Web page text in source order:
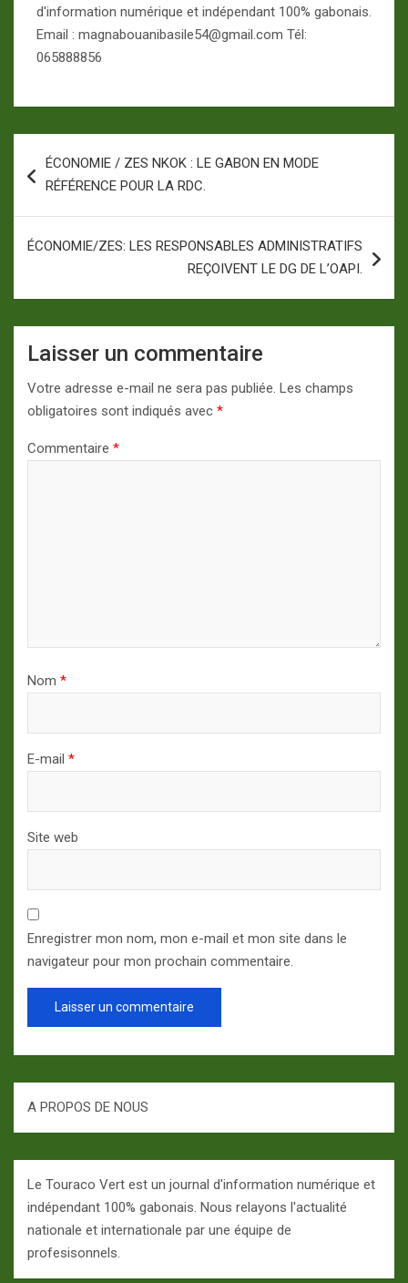
d'information numérique et indépendant 100% gabonais.
Email : magnabouanibasile54@gmail.com Tél:
065888856
de
ÉCONOMIE / ZES NKOK : LE GABON EN MODE
RÉFÉRENCE POUR LA RDC.
ÉCONOMIE/ZES: LES RESPONSABLES ADMINISTRATIFS
REÇOIVENT LE DG DE L’OAPI.
Laisser un commentaire
Votre adresse e-mail ne sera pas publiée. Les champs
obligatoires sont indiqués avec *
Commentaire *
Nom *
E-mail *
Site web
Enregistrer mon nom, mon e-mail et mon site dans le
navigateur pour mon prochain commentaire.
A PROPOS DE NOUS
Le Touraco Vert est un journal d'information numérique et
indépendant 100% gabonais. Nous relayons l'actualité
nationale et internationale par une équipe de
profesisonnels.